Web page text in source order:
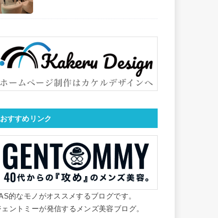
おすすめリンク
的なモノがオススメするブログです。
ェントミーが発信するメンズ美容ブログ。